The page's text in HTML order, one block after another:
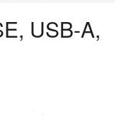
USB-A,